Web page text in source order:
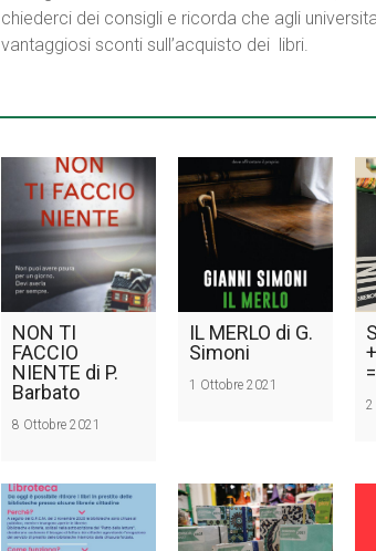
chiederci dei consigli e ricorda che agli
vantaggiosi sconti sull’acquisto dei libri.
NON TI
FACCIO
NIENTE di P.
Barbato
8 Ottobre 2021
IL MERLO di G.
Simoni
1 Ottobre 2021
2